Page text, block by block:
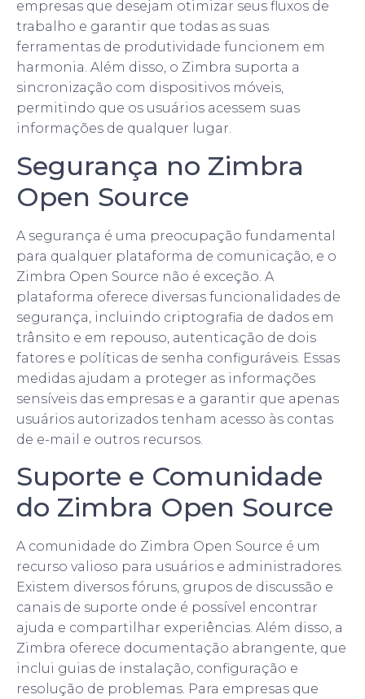
empresas que desejam otimizar seus fluxos de
trabalho e garantir que todas as suas
ferramentas de produtividade funcionem em
harmonia. Além disso, o Zimbra suporta a
sincronização com dispositivos móveis,
permitindo que os usuários acessem suas
informações de qualquer lugar.
Segurança no Zimbra
Open Source
A segurança é uma preocupação fundamental
para qualquer plataforma de comunicação, e o
Zimbra Open Source não é exceção. A
plataforma oferece diversas funcionalidades de
segurança, incluindo criptografia de dados em
trânsito e em repouso, autenticação de dois
fatores e políticas de senha configuráveis. Essas
medidas ajudam a proteger as informações
sensíveis das empresas e a garantir que apenas
usuários autorizados tenham acesso às contas
de e-mail e outros recursos.
Suporte e Comunidade
do Zimbra Open Source
A comunidade do Zimbra Open Source é um
recurso valioso para usuários e administradores.
Existem diversos fóruns, grupos de discussão e
canais de suporte onde é possível encontrar
ajuda e compartilhar experiências. Além disso, a
Zimbra oferece documentação abrangente, que
inclui guias de instalação, configuração e
resolução de problemas. Para empresas que